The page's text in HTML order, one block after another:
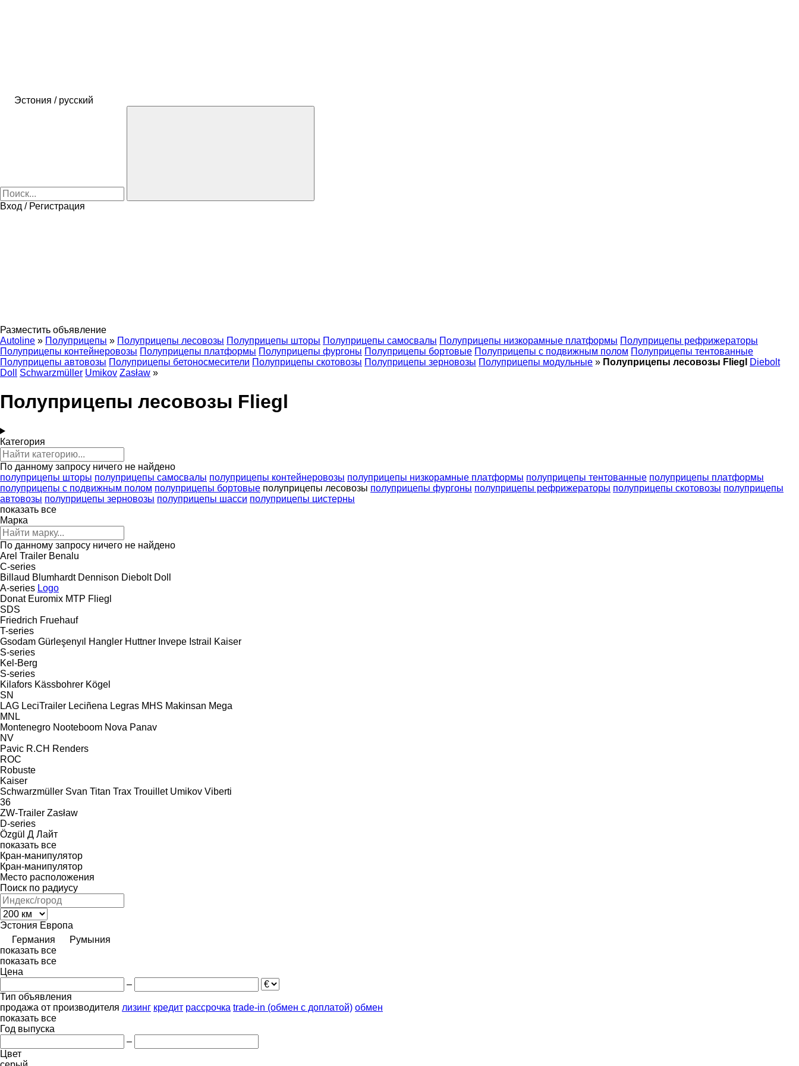
Эстония / русский
Вход / Регистрация
Разместить объявление
Autoline » Полуприцепы » Полуприцепы лесовозы Полуприцепы шторы Полуприцепы самосвалы Полуприцепы низкорамные платформы Полуприцепы рефрижераторы
Полуприцепы контейнеровозы Полуприцепы платформы Полуприцепы фургоны Полуприцепы бортовые Полуприцепы с подвижным полом Полуприцепы тентованные
Полуприцепы автовозы Полуприцепы бетоносмесители Полуприцепы скотовозы Полуприцепы зерновозы Полуприцепы модульные » Полуприцепы лесовозы Fliegl
Diebolt
Doll
Schwarzmüller Umikov Zasław »
Полуприцепы лесовозы Fliegl
Категория
По данному запросу ничего не найдено
полуприцепы шторы полуприцепы самосвалы полуприцепы контейнеровозы полуприцепы низкорамные платформы полуприцепы тентованные полуприцепы платформы
полуприцепы с подвижным полом полуприцепы бортовые полуприцепы лесовозы полуприцепы фургоны полуприцепы рефрижераторы полуприцепы скотовозы полуприцепы
автовозы полуприцепы зерновозы полуприцепы шасси полуприцепы цистерны
показать все
Марка
По данному запросу ничего не найдено
Arel Trailer Benalu
C-series
Billaud Blumhardt Dennison Diebolt Doll
A-series Logo
Donat Euromix MTP Fliegl
SDS
Friedrich Fruehauf
T-series
Gsodam Gürleşenyıl Hangler Huttner Invepe Istrail
Kaiser
S-series
Kel-Berg
S-series
Kilafors Kässbohrer Kögel
SN
LAG LeciTrailer Leciñena Legras MHS Makinsan Mega
MNL
Montenegro Nooteboom Nova Panav
NV
Pavic R.CH Renders
ROC
Robuste
Kaiser
Schwarzmüller Svan Titan Trax Trouillet Umikov Viberti
36
ZW-Trailer Zasław
D-series
Özgül Д Лайт
показать все
Кран-манипулятор
Кран-манипулятор
Место расположения
Поиск по радиусу
Эстония Европа
Германия
Румыния
показать все
показать все
Цена
–
Тип объявления
продажа от производителя лизинг кредит рассрочка trade-in (обмен с доплатой) обмен
показать все
Год выпуска
–
Цвет